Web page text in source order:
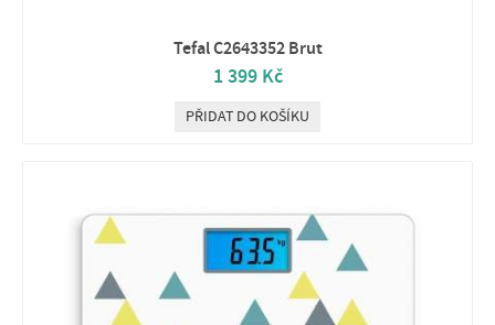
Tefal C2643352 Brut
1 399 Kč
PŘIDAT DO KOŠÍKU